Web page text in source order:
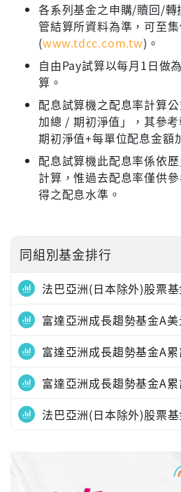
各系列基金之申購/贖回/
管結算所資料為準，可至
(www.tdcc.com.tw)。
自由Pay試算以每月1日做
算。
配息試算機之配息率計算
加總 / 期初淨值」，其參
期初淨值+每單位配息金額
配息試算機此配息率係依
計算，惟過去配息率僅供
得之配息水準。
同組別基金排行
法巴亞洲(日本除外)股票
富達亞洲成長趨勢基金A
富達亞洲成長趨勢基金A
富達亞洲成長趨勢基金A
法巴亞洲(日本除外)股票